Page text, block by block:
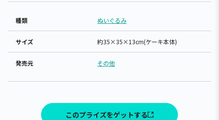
種類 ぬいぐるみ
サイズ 約35×35×13cm(ケーキ本体)
発売元 その他
このプライズをゲットする